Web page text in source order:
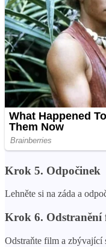
Krok 5. Odpočinek
Lehněte si na záda a
Krok 6. Odstranění
Odstraňte film a zbývající